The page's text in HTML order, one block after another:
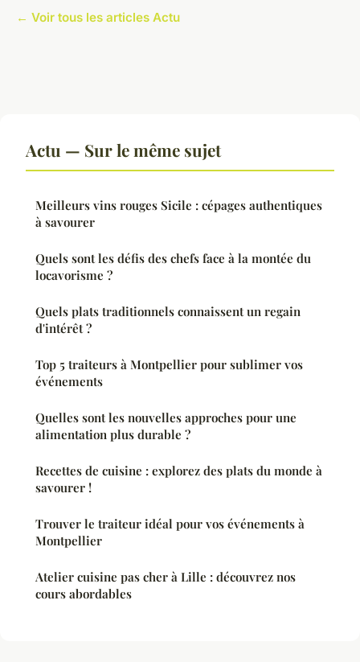
← Voir tous les articles Actu
Actu — Sur le même sujet
Meilleurs vins rouges Sicile : cépages authentiques
à savourer
Quels sont les défis des chefs face à la montée du
locavorisme ?
Quels plats traditionnels connaissent un regain
d'intérêt ?
Top 5 traiteurs à Montpellier pour sublimer vos
événements
Quelles sont les nouvelles approches pour une
alimentation plus durable ?
Recettes de cuisine : explorez des plats du monde à
savourer !
Trouver le traiteur idéal pour vos événements à
Montpellier
Atelier cuisine pas cher à Lille : découvrez nos
cours abordables